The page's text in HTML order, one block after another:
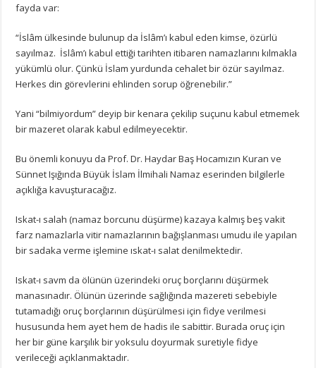
fayda var:
“İslâm ülkesinde bulunup da İslâm’ı kabul eden kimse, özürlü
sayılmaz. İslâm’ı kabul ettiği tarihten itibaren namazlarını kılmakla
yükümlü olur. Çünkü İslam yurdunda cehalet bir özür sayılmaz.
Herkes din görevlerini ehlinden sorup öğrenebilir.”
Yani “bilmiyordum” deyip bir kenara çekilip suçunu kabul etmemek
bir mazeret olarak kabul edilmeyecektir.
Bu önemli konuyu da Prof. Dr. Haydar Baş Hocamızın Kuran ve
Sünnet Işığında Büyük İslam İlmihali Namaz eserinden bilgilerle
açıklığa kavuşturacağız.
Iskat-ı salah (namaz borcunu düşürme) kazaya kalmış beş vakit
farz namazlarla vitir namazlarının bağışlanması umudu ile yapılan
bir sadaka verme işlemine ıskat-ı salat denilmektedir.
Iskat-ı savm da ölünün üzerindeki oruç borçlarını düşürmek
manasınadır. Ölünün üzerinde sağlığında mazereti sebebiyle
tutamadığı oruç borçlarının düşürülmesi için fidye verilmesi
hususunda hem ayet hem de hadis ile sabittir. Burada oruç için
her bir güne karşılık bir yoksulu doyurmak suretiyle fidye
verileceği açıklanmaktadır.